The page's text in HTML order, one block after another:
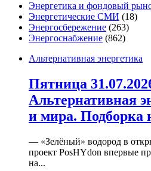
Энергетика и фондовый
Энергетические СМИ (18)
Энергосбережение (263)
Энергоснабжение (862)
Альтернативная энергетика
Пятница
Альтернативная
и мира. Подборка
— «Зелёный» водород в
проект PosHYdon впервые
на...